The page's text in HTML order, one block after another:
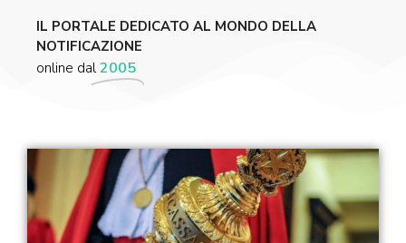
IL PORTALE DEDICATO AL MONDO DELLA
NOTIFICAZIONE
online dal2005